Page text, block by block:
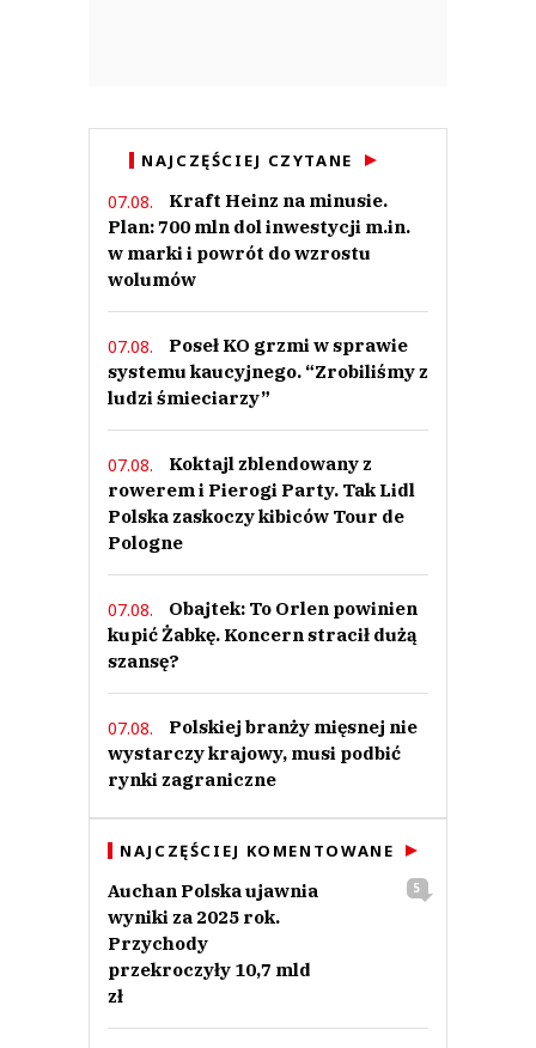
NAJCZĘŚCIEJ CZYTANE
07.08.
Kraft Heinz na minusie.
Plan: 700 mln dol inwestycji m.in.
w marki i powrót do wzrostu
wolumów
07.08.
Poseł KO grzmi w sprawie
systemu kaucyjnego. “Zrobiliśmy z
ludzi śmieciarzy”
07.08.
Koktajl zblendowany z
rowerem i Pierogi Party. Tak Lidl
Polska zaskoczy kibiców Tour de
Pologne
07.08.
Obajtek: To Orlen powinien
kupić Żabkę. Koncern stracił dużą
szansę?
07.08.
Polskiej branży mięsnej nie
wystarczy krajowy, musi podbić
rynki zagraniczne
NAJCZĘŚCIEJ KOMENTOWANE
Auchan Polska ujawnia
wyniki za 2025 rok.
Przychody
przekroczyły 10,7 mld
zł
5